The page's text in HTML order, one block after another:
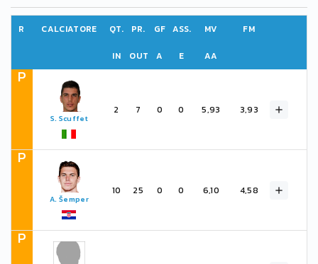
R CALCIATORE QT. PR. GF ASS. MV FM
IN OUT A E AA
P
S. Scuffet
2 7 0 0 5,93 3,93
P
A. Šemper
10 25 0 0 6,10 4,58
P